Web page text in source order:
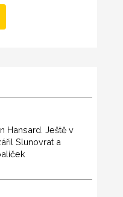
Hansard. Ještě v
Slunovrat a